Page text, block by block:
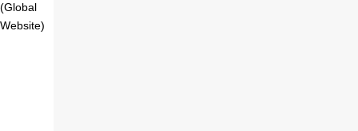
(Global
Website)